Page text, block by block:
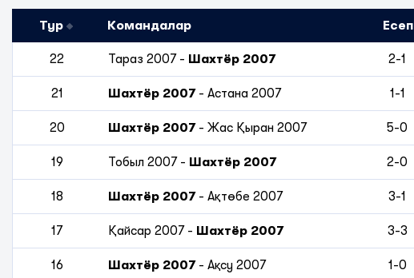
Тур Командалар Есеп
22 Тараз 2007- Шахтёр 2007 2-1
21 Шахтёр 2007- Астана 2007 1-1
20 Шахтёр 2007- Жас Қыран 2007 5-0
19 Тобыл 2007- Шахтёр 2007 2-0
18 Шахтёр 2007- Ақтөбе 2007 3-1
17 Қайсар 2007- Шахтёр 2007 3-3
16 Шахтёр 2007- Ақсу 2007 1-0